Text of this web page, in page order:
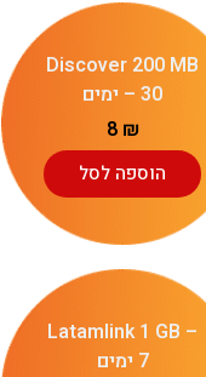
Discover 200 MB
– 30 ימים
8 ₪
הוספה לסל
Latamlink 1 GB –
7 ימים